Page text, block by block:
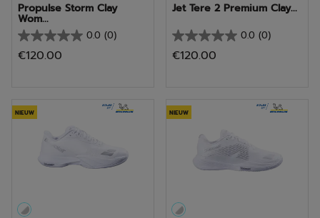
Propulse Storm Clay
Wom...
0.0 (0)
0.0
van
sterren.
€120.00
Jet Tere 2 Premium Clay...
0.0 (0)
0.0
van
sterren.
€120.00
NIEUW NIEUW